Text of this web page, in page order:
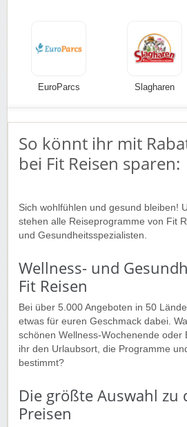
EuroParcs Slagharen
So könnt ihr mit
bei Fit Reisen sparen:
Sich wohlfühlen und gesund bleiben!
stehen alle Reiseprogramme von Fit
und Gesundheitsspezialisten.
Wellness- und
Fit Reisen
Bei über 5.000 Angeboten in 50
etwas für euren Geschmack dabei.
schönen Wellness-Wochenende oder
ihr den Urlaubsort, die Programme
bestimmt?
Die größte Auswahl zu
Preisen